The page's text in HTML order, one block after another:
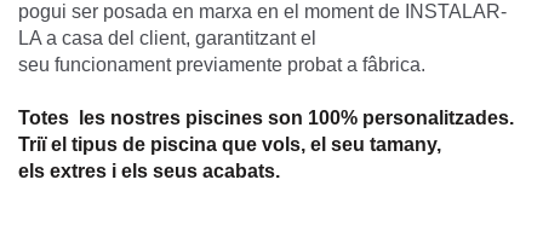
pogui ser posada en marxa en el moment de INSTALAR-
LA a casa del client, garantitzant el
seu funcionament previamente probat a fâbrica.
Totes les nostres piscines son 100% personalitzades.
Triï el tipus de piscina que vols, el seu tamany,
els extres i els seus acabats.